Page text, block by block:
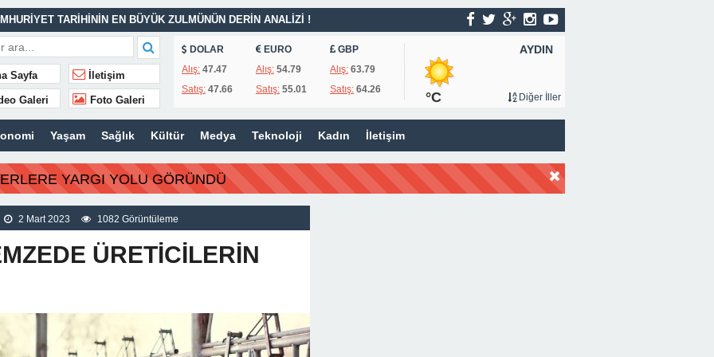
TARİHİNİN EN BÜYÜK ZULMÜNÜN DERİN ANALİZİ !
UNUTULMADI
– 42 “Kırık Şehirlerin Çocukları”
SONU !
Sayfa İletişim
Galeri Foto Galeri
DOLAR
Alış: 47.47
Satış: 47.66
EURO
Alış:54.79
Satış:55.01
GBP
Alış:63.79
Satış:64.26
AYDIN
°C Diğer İller
Yaşam Sağlık Kültür Medya Teknoloji Kadın İletişim
YARGI YOLU GÖRÜNDÜ
2 Mart 2023 1082 Görüntüleme
ÜRETİCİLERİN